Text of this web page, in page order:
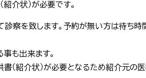
（紹介状）が必要です。
察を致します。予約が無い方は待ち時
も出来ます。
書（紹介状）が必要となるため紹介元の